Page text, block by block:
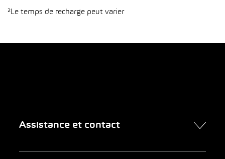
²Le temps de recharge peut varier
Assistance et contact